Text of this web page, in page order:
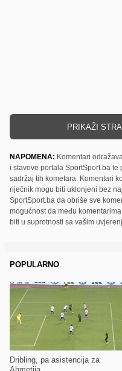
PRIKAŽI
NAPOMENA: Komentari
i stavove portala SportSport.ba
sadržaj tih kometara. Komentari
riječnik mogu biti uklonjeni bez
SportSport.ba da obriše sve
mogućnost da među
biti u suprotnosti sa vašim
POPULARNO
Dribling, pa asistencija za